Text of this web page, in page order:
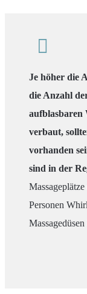
Je höher die
die Anzahl
aufblasbaren
verbaut,
vorhanden
sind in der
Personen